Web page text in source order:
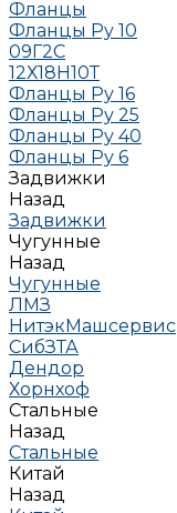
Фланцы
Фланцы Ру 10
09Г2С
12Х18Н10Т
Фланцы Ру 16
Фланцы Ру 25
Фланцы Ру 40
Фланцы Ру 6
Задвижки
Назад
Задвижки
Чугунные
Назад
Чугунные
ЛМЗ
НитэкМашсервис
СибЗТА
Дендор
Хорнхоф
Стальные
Назад
Стальные
Китай
Назад